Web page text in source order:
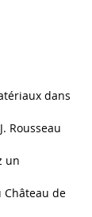
dans
Rousseau
un
de